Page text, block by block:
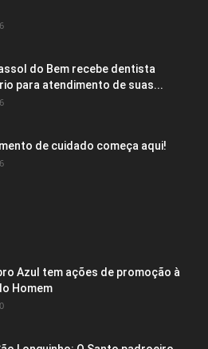
do Bem recebe dentista
para atendimento de suas...
de cuidado começa aqui!
Azul tem ações de promoção à
Homem